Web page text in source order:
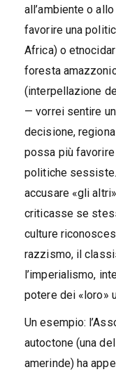
all’ambiente o
favorire una
Africa) o
foresta
(interpellazione
— vorrei sentire
decisione,
possa più
politiche
accusare «gli
criticasse se
culture
razzismo, il
l’imperialismo,
potere dei «loro»
Un esempio:
autoctone (una
amerinde) ha